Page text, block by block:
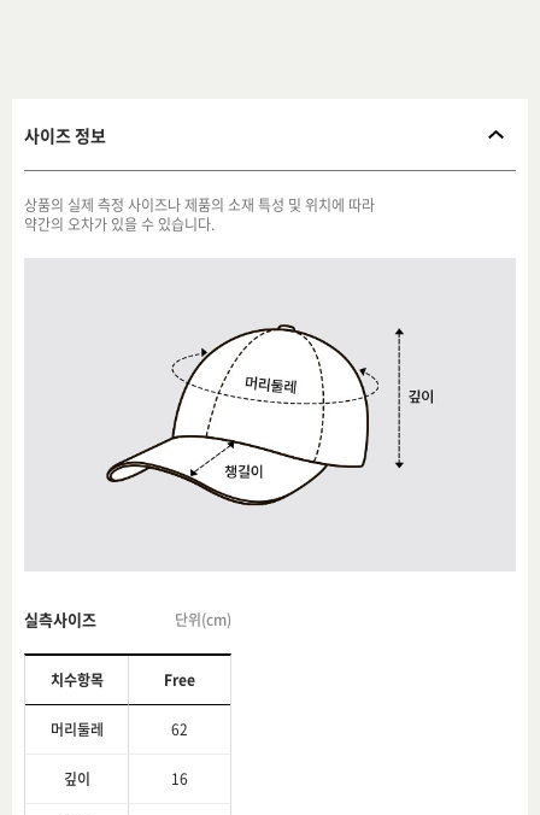
사이즈 정보
상품의 실제 측정 사이즈나 제품의 소재 특성 및 위치에 따라
약간의 오차가 있을 수 있습니다.
실측사이즈 단위(cm)
치수항목 Free
머리둘레 62
깊이 16